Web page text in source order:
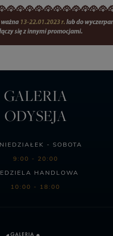
GALERIA
ODYSEJA
- SOBOTA
9:00 - 20:00
HANDLOWA
10:00 - 18:00